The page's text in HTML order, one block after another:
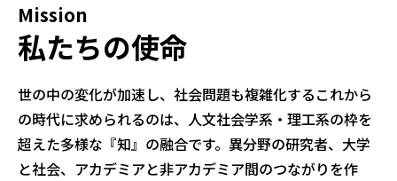
Mission
私たちの使命
世の中の変化が加速し、社会問題も複雑化するこれから
の時代に求められるのは、人文社会学系・理工系の枠を
超えた多様な『知』の融合です。異分野の研究者、大学
と社会、アカデミアと非アカデミア間のつながりを作